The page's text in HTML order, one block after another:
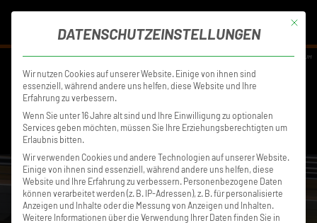
MENÜ
DISCLAIMER DATENSCHUTZ IMPRESSUM
Mit
DATENSCHUTZEINSTELLUNGEN
Wir nutzen Cookies auf unserer Website. Einige von ihnen sind
essenziell, während andere uns helfen, diese Website und Ihre
Erfahrung zu verbessern.
Wenn Sie unter 16 Jahre alt sind und Ihre Einwilligung zu optionalen
Services geben möchten, müssen Sie Ihre Erziehungsberechtigten um
Erlaubnis bitten.
Wir verwenden Cookies und andere Technologien auf unserer Website.
Einige von ihnen sind essenziell, während andere uns helfen, diese
Website und Ihre Erfahrung zu verbessern. Personenbezogene Daten
können verarbeitet werden (z. B. IP-Adressen), z. B. für personalisierte
Anzeigen und Inhalte oder die Messung von Anzeigen und Inhalten.
Weitere Informationen über die Verwendung Ihrer Daten finden Sie in